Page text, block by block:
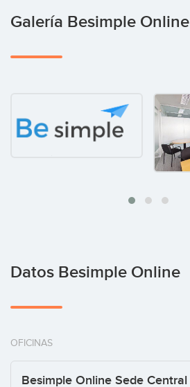
Galería Besimple Online
Datos Besimple Online
OFICINAS
Besimple Online Sede Central